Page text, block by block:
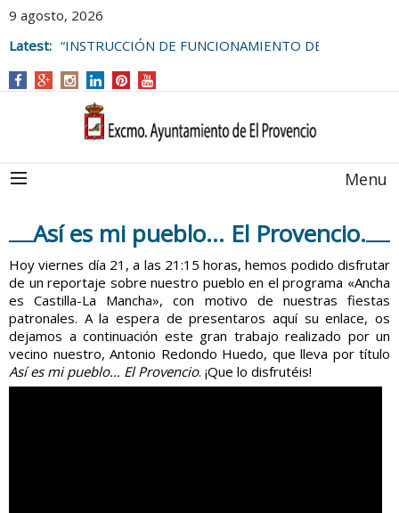
9 agosto, 2026
Latest: “INSTRUCCIÓN DE FUNCIONAMIENTO DE
AYUNTAMIENTO DE EL PROVENCIO
Menu
Así es mi pueblo… El Provencio.
Hoy viernes día 21, a las 21:15 horas, hemos podido disfrutar
de un reportaje sobre nuestro pueblo en el programa «Ancha
es Castilla-La Mancha», con motivo de nuestras fiestas
patronales. A la espera de presentaros aquí su enlace, os
dejamos a continuación este gran trabajo realizado por un
vecino nuestro, Antonio Redondo Huedo, que lleva por título
Así es mi pueblo… El Provencio. ¡Que lo disfrutéis!